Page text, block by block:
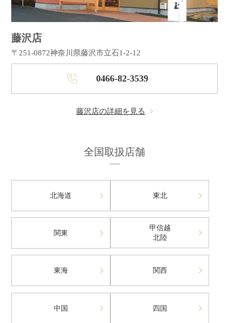
藤沢店
〒251-0872神奈川県藤沢市立石1-2-12
0466-82-3539
藤沢店の詳細を見る
全国取扱店舗
北海道 東北
関東
甲信越
北陸
東海 関西
中国 四国